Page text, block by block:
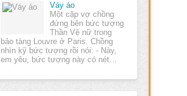
Váy áo
Một cặp vợ chồng
đứng bên bức tượng
Thần Vệ nữ trong
bảo tàng Louvre ở Paris. Chồng
nhìn kỹ bức tượng rồi nói: - Này,
em yêu, bức tượng này có nét…